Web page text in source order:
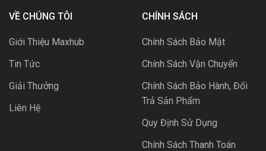
VỀ CHÚNG TÔI
Giới Thiệu Maxhub
Tin Tức
Giải Thưởng
Liên Hệ
CHÍNH SÁCH
Chính Sách Bảo Mật
Chính Sách Vận Chuyển
Chính Sách Bảo Hành, Đổi
Trả Sản Phẩm
Quy Định Sử Dụng
Chính Sách Thanh Toán